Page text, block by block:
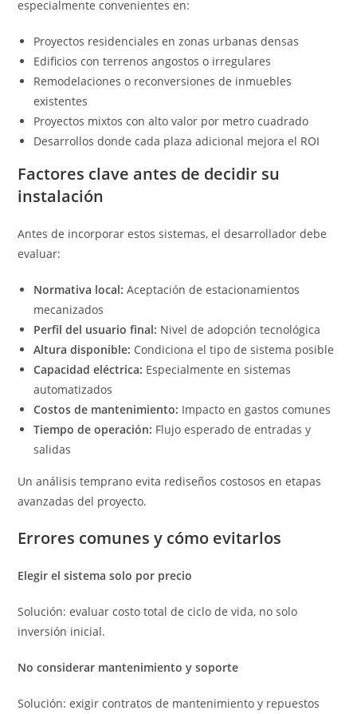
especialmente convenientes en:
Proyectos residenciales en zonas urbanas densas
Edificios con terrenos angostos o irregulares
Remodelaciones o reconversiones de inmuebles
existentes
Proyectos mixtos con alto valor por metro cuadrado
Desarrollos donde cada plaza adicional mejora el ROI
Factores clave antes de decidir su
instalación
Antes de incorporar estos sistemas, el desarrollador debe
evaluar:
Normativa local: Aceptación de estacionamientos
mecanizados
Perfil del usuario final: Nivel de adopción tecnológica
Altura disponible: Condiciona el tipo de sistema posible
Capacidad eléctrica: Especialmente en sistemas
automatizados
Costos de mantenimiento: Impacto en gastos comunes
Tiempo de operación: Flujo esperado de entradas y
salidas
Un análisis temprano evita rediseños costosos en etapas
avanzadas del proyecto.
Errores comunes y cómo evitarlos
Elegir el sistema solo por precio
Solución: evaluar costo total de ciclo de vida, no solo
inversión inicial.
No considerar mantenimiento y soporte
Solución: exigir contratos de mantenimiento y repuestos